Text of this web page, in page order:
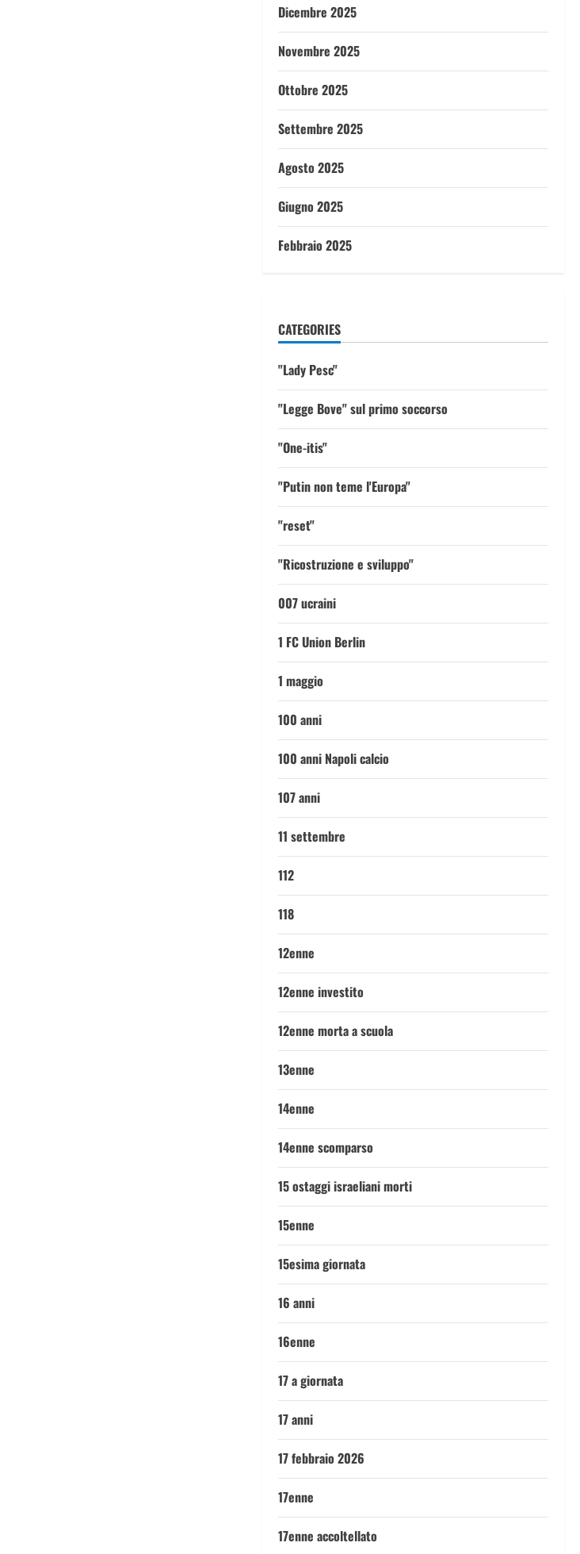
Dicembre 2025
Novembre 2025
Ottobre 2025
Settembre 2025
Agosto 2025
Giugno 2025
Febbraio 2025
CATEGORIES
"Lady Pesc"
"Legge Bove" sul primo soccorso
"One-itis"
"Putin non teme l'Europa"
"reset"
"Ricostruzione e sviluppo"
007 ucraini
1 FC Union Berlin
1 maggio
100 anni
100 anni Napoli calcio
107 anni
11 settembre
112
118
12enne
12enne investito
12enne morta a scuola
13enne
14enne
14enne scomparso
15 ostaggi israeliani morti
15enne
15esima giornata
16 anni
16enne
17 a giornata
17 anni
17 febbraio 2026
17enne
17enne accoltellato